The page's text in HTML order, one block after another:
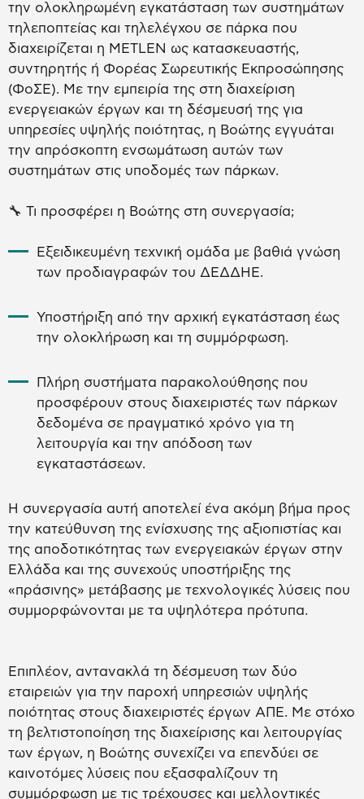
την ολοκληρωμένη εγκατάσταση των συστημάτων
τηλεποπτείας και τηλελέγχου σε πάρκα που
διαχειρίζεται η METLEN ως κατασκευαστής,
συντηρητής ή Φορέας Σωρευτικής Εκπροσώπησης
(ΦοΣΕ). Με την εμπειρία της στη διαχείριση
ενεργειακών έργων και τη δέσμευσή της για
υπηρεσίες υψηλής ποιότητας, η Βοώτης εγγυάται
την απρόσκοπτη ενσωμάτωση αυτών των
συστημάτων στις υποδομές των πάρκων.
🔧 Τι προσφέρει η Βοώτης στη συνεργασία;
Εξειδικευμένη τεχνική ομάδα με βαθιά γνώση
των προδιαγραφών του ΔΕΔΔΗΕ.
Υποστήριξη από την αρχική εγκατάσταση έως
την ολοκλήρωση και τη συμμόρφωση.
Πλήρη συστήματα παρακολούθησης που
προσφέρουν στους διαχειριστές των πάρκων
δεδομένα σε πραγματικό χρόνο για τη
λειτουργία και την απόδοση των
εγκαταστάσεων.
Η συνεργασία αυτή αποτελεί ένα ακόμη βήμα προς
την κατεύθυνση της ενίσχυσης της αξιοπιστίας και
της αποδοτικότητας των ενεργειακών έργων στην
Ελλάδα και της συνεχούς υποστήριξης της
«πράσινης» μετάβασης με τεχνολογικές λύσεις που
συμμορφώνονται με τα υψηλότερα πρότυπα.
Επιπλέον, αντανακλά τη δέσμευση των δύο
εταιρειών για την παροχή υπηρεσιών υψηλής
ποιότητας στους διαχειριστές έργων ΑΠΕ. Με στόχο
τη βελτιστοποίηση της διαχείρισης και λειτουργίας
των έργων, η Βοώτης συνεχίζει να επενδύει σε
καινοτόμες λύσεις που εξασφαλίζουν τη
συμμόρφωση με τις τρέχουσες και μελλοντικές